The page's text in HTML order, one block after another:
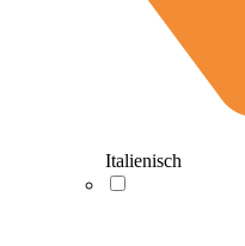
Italienisch